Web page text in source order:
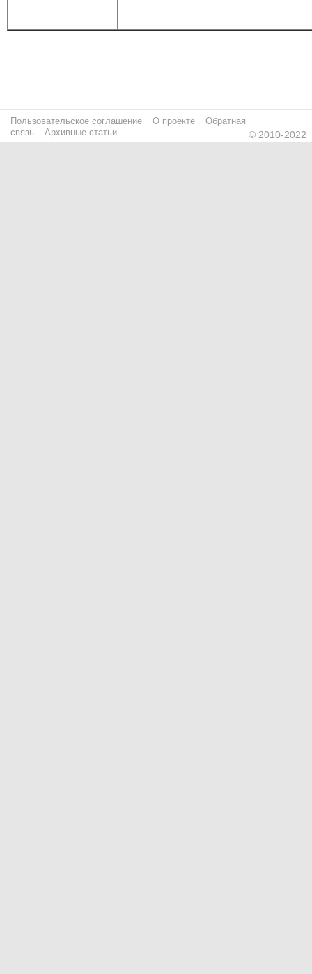
Пользовательское соглашение О проекте
Обратная
связь
Архивные статьи © 2010-2022